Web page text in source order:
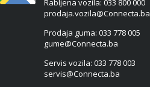
Rabljena vozila: 033 800 000
prodaja.vozila@Connecta.ba
Prodaja guma: 033 778 005
gume@Connecta.ba
Servis vozila: 033 778 003
servis@Connecta.ba